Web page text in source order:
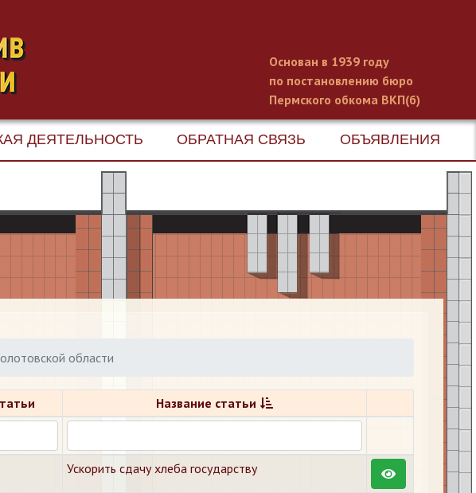
Основан в 1939 году
по постановлению бюро
Пермского обкома ВКП(б)
ДЕЯТЕЛЬНОСТЬ ОБРАТНАЯ СВЯЗЬ ОБЪЯВЛЕНИЯ
области
Название статьи
Ускорить сдачу хлеба государству